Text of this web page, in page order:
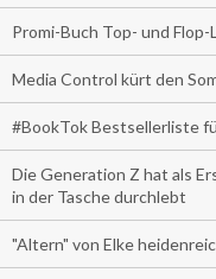
Promi-Buch Top- und
Media Control kürt den
#BookTok Bestsellerliste
Die Generation Z hat als
in der Tasche durchlebt
"Altern" von Elke